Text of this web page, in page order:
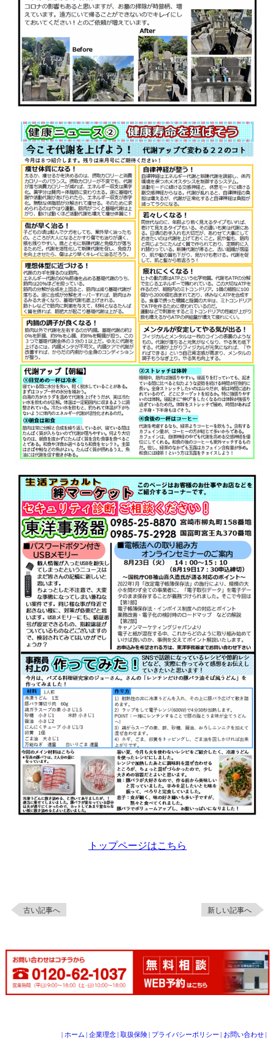
トップページはこちら
古い記事へ 新しい記事へ
| ホーム | 企業理念 | 取扱保険 | プライバシーポリシー | お問い合わせ |